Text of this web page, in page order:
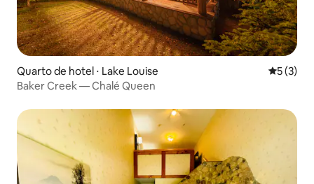
Quarto de hotel ⋅ Lake Louise 5 de
5 (3)
Baker Creek — Chalé Queen